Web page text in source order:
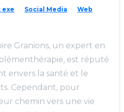
exe Social Media Web
Granions, un expert en
est réputé
envers la santé et le
Cependant, pour
chemin vers une vie